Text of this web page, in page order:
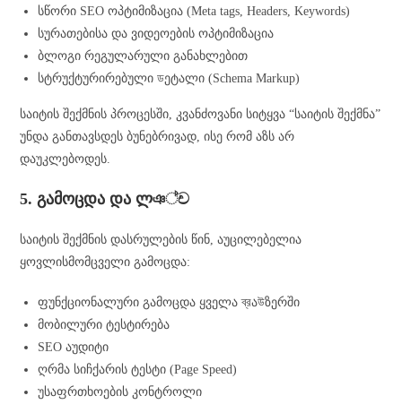
სწორი SEO ოპტიმიზაცია (Meta tags, Headers, Keywords)
სურათებისა და ვიდეოების ოპტიმიზაცია
ბლოგი რეგულარული განახლებით
სტრუქტურირებული ডეტალი (Schema Markup)
საიტის შექმნის პროცესში, კვანძოვანი სიტყვა “საიტის შექმნა”
უნდა განთავსდეს ბუნებრივად, ისე რომ აზს არ
დაუკლებოდეს.
5. გამოცდა და ლঞ්ච
საიტის შექმნის დასრულების წინ, აუცილებელია
ყოვლისმომცველი გამოცდა:
ფუნქციონალური გამოცდა ყველა ব্রაউზერში
მობილური ტესტირება
SEO აუდიტი
ღრმა სიჩქარის ტესტი (Page Speed)
უსაფრთხოების კონტროლი